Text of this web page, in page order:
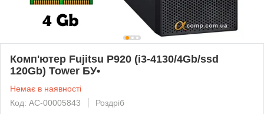
Комп'ютер Fujitsu P920 (i3-4130/4Gb/ssd
120Gb) Tower БУ•
Немає в наявності
Код: AC-00005843
Роздріб